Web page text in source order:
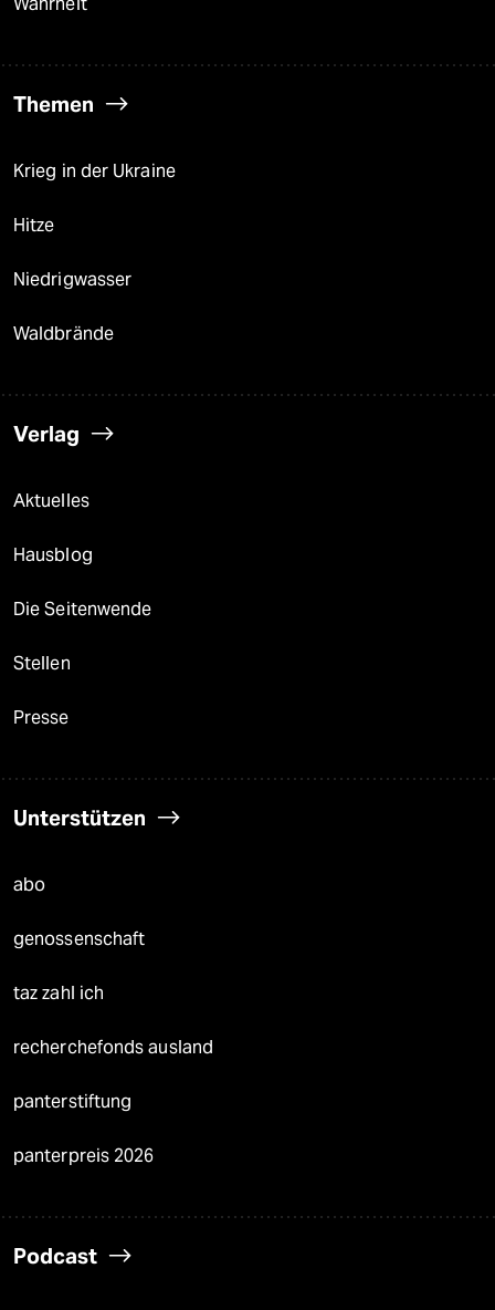
Themen
Krieg in der Ukraine
Hitze
Niedrigwasser
Waldbrände
Verlag
Aktuelles
Hausblog
Die Seitenwende
Stellen
Presse
Unterstützen
abo
genossenschaft
taz zahl ich
recherchefonds ausland
panterstiftung
panterpreis 2026
Podcast